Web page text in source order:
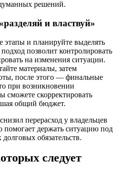
решений.
и властвуй»
этапы и планируйте выделять
позволит контролировать
на изменения ситуации.
материалы, затем
после этого — финальные
при возникновении
сможете скорректировать
общий бюджет.
перерасход у владельцев
помогает держать ситуацию под
обязательств.
следует